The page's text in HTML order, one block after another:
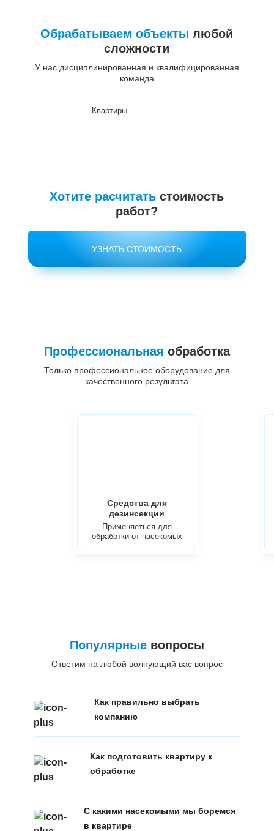
Обрабатываем объекты любой
сложности
У нас дисциплинированная и квалифицированная
команда
Квартиры
Хотите расчитать стоимость
работ?
УЗНАТЬ СТОИМОСТЬ
Профессиональная обработка
Только профессиональное оборудование для
качественного результата
Средства для
дезинсекции
Применяеться для
обработки от насекомых
Популярныевопросы
Ответим на любой волнующий вас вопрос
Как правильно выбрать
компанию
Как подготовить квартиру к
обработке
С какими насекомыми мы боремся
в квартире